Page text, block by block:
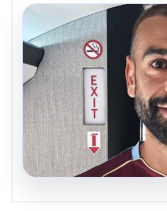
05.08.2026